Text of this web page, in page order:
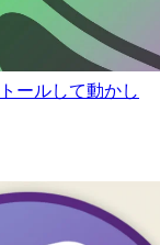
ールして動かし